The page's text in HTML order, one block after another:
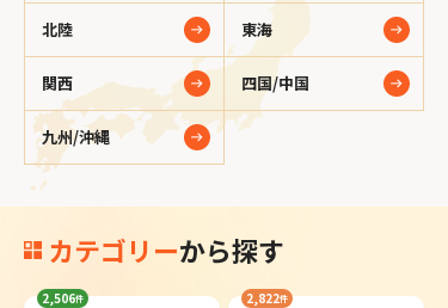
北陸 東海
関西 四国/中国
九州/沖縄
カテゴリーから探す
2,506 2,822